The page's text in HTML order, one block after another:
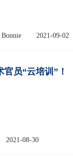
2021-09-02
员“云培训”！
2021-08-30